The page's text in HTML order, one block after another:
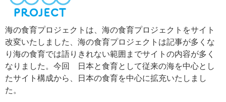
海の食育プロジェクトは、海の食育プロジェクトをサイト
改変いたしました、海の食育プロジェクトは記事が多くな
り海の食育では語りきれない範囲までサイトの内容が多く
なりました。今回 日本と食育として従来の海を中心とし
たサイト構成から、日本の食育を中心に拡充いたしまし
た。